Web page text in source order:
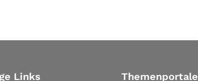
Links Themenportale